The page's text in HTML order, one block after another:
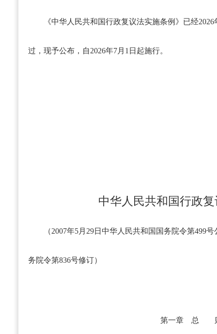
《中华人民共和国行政复议法实施条例》已经
过，现予公布，自2026年7月1日起施行。
中华人民共和国行政
（2007年5月29日中华人民共和国国务院令第499
务院令第836号修订）
第一章 总